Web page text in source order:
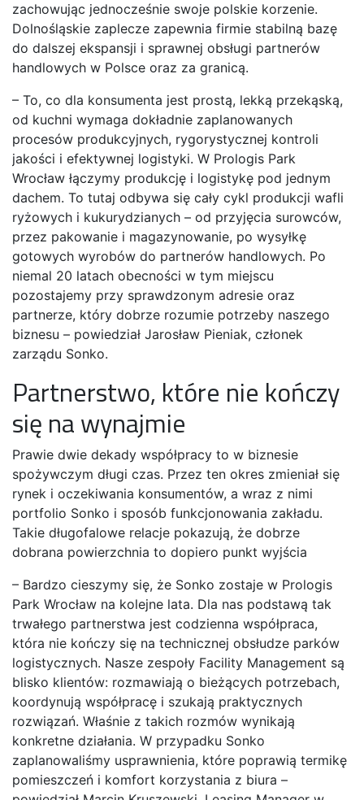
zachowując jednocześnie swoje polskie korzenie.
Dolnośląskie zaplecze zapewnia firmie stabilną bazę
do dalszej ekspansji i sprawnej obsługi partnerów
handlowych w Polsce oraz za granicą.
– To, co dla konsumenta jest prostą, lekką przekąską,
od kuchni wymaga dokładnie zaplanowanych
procesów produkcyjnych, rygorystycznej kontroli
jakości i efektywnej logistyki. W Prologis Park
Wrocław łączymy produkcję i logistykę pod jednym
dachem. To tutaj odbywa się cały cykl produkcji wafli
ryżowych i kukurydzianych – od przyjęcia surowców,
przez pakowanie i magazynowanie, po wysyłkę
gotowych wyrobów do partnerów handlowych. Po
niemal 20 latach obecności w tym miejscu
pozostajemy przy sprawdzonym adresie oraz
partnerze, który dobrze rozumie potrzeby naszego
biznesu – powiedział Jarosław Pieniak, członek
zarządu Sonko.
Partnerstwo, które nie kończy
się na wynajmie
Prawie dwie dekady współpracy to w biznesie
spożywczym długi czas. Przez ten okres zmieniał się
rynek i oczekiwania konsumentów, a wraz z nimi
portfolio Sonko i sposób funkcjonowania zakładu.
Takie długofalowe relacje pokazują, że dobrze
dobrana powierzchnia to dopiero punkt wyjścia
– Bardzo cieszymy się, że Sonko zostaje w Prologis
Park Wrocław na kolejne lata. Dla nas podstawą tak
trwałego partnerstwa jest codzienna współpraca,
która nie kończy się na technicznej obsłudze parków
logistycznych. Nasze zespoły Facility Management są
blisko klientów: rozmawiają o bieżących potrzebach,
koordynują współpracę i szukają praktycznych
rozwiązań. Właśnie z takich rozmów wynikają
konkretne działania. W przypadku Sonko
zaplanowaliśmy usprawnienia, które poprawią termikę
pomieszczeń i komfort korzystania z biura –